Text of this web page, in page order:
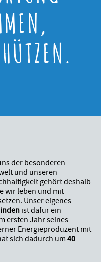
der besonderen
und unseren
gehört deshalb
wir leben und mit
Unser eigenes
ist dafür ein
ersten Jahr seines
Energieproduzent mit
sich dadurch um 40